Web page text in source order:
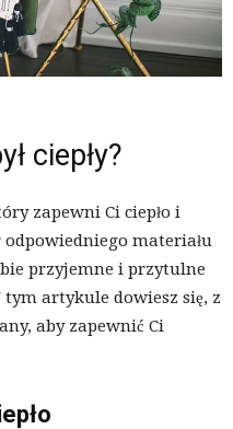
ciepły?
zapewni Ci ciepło i
materiału
przyjemne i przytulne
artykule dowiesz się, z
aby zapewnić Ci